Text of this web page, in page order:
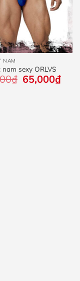
NAM
sexy ORLVS
₫ Giá
gốc
65,000₫Giá
hiện